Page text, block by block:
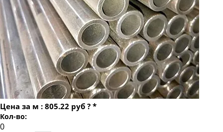
Труба бесшовная 22
Труба бесшовная 24
Труба бесшовная 25
Труба бесшовная 26
Труба бесшовная 27
Труба бесшовная 28
Труба бесшовная 30
Труба бесшовная 32
Труба бесшовная 40х9
Цена за м : 805.22 руб ? *
Кол-во: